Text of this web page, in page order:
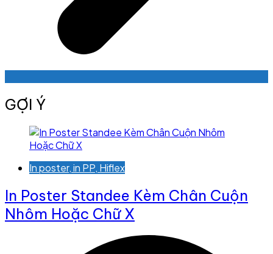
GỢI Ý
In poster, in PP, Hiflex
In Poster Standee Kèm Chân Cuộn
Nhôm Hoặc Chữ X